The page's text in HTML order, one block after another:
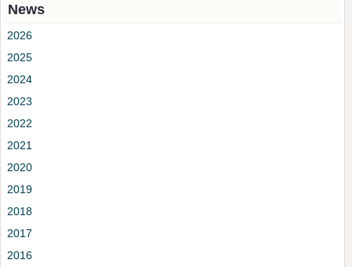
News
2026
2025
2024
2023
2022
2021
2020
2019
2018
2017
2016